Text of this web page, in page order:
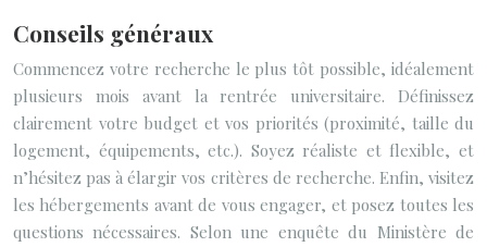
Conseils généraux
Commencez votre recherche le plus tôt possible, idéalement
plusieurs mois avant la rentrée universitaire. Définissez
clairement votre budget et vos priorités (proximité, taille du
logement, équipements, etc.). Soyez réaliste et flexible, et
n’hésitez pas à élargir vos critères de recherche. Enfin, visitez
les hébergements avant de vous engager, et posez toutes les
questions nécessaires. Selon une enquête du Ministère de